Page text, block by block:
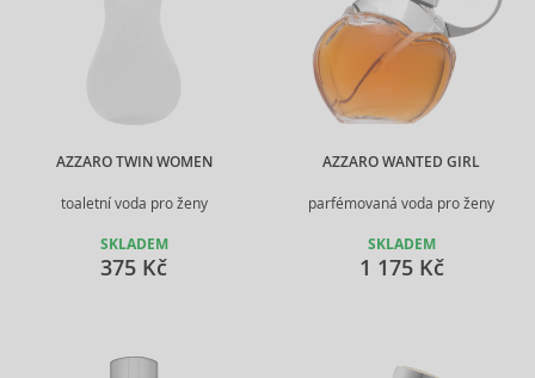
AZZARO TWIN WOMEN
toaletní voda pro ženy
SKLADEM
375 Kč
AZZARO WANTED GIRL
parfémovaná voda pro ženy
SKLADEM
1 175 Kč